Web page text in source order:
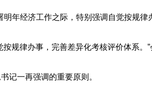
经济工作之际，特别强调自觉按规律
律办事，完善差异化考核评价体系。”
一再强调的重要原则。